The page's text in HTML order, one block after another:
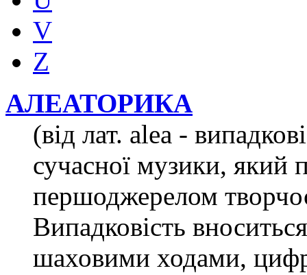
V
Z
АЛЕАТОРИКА
(від лат. alea -
сучасної музики, який
першоджерелом
Випадковість
шаховими ходами,